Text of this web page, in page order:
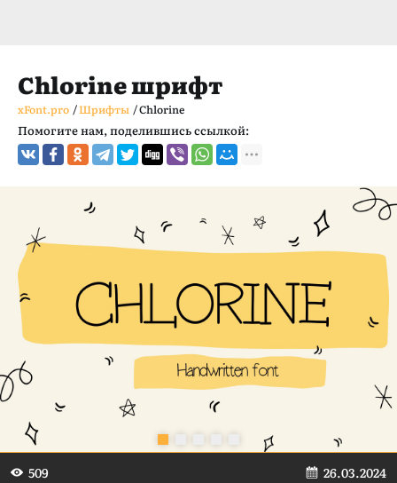
Chlorine шрифт
xFont.pro /Шрифты /Chlorine
Помогите нам, поделившись ссылкой:
509 26.03.2024